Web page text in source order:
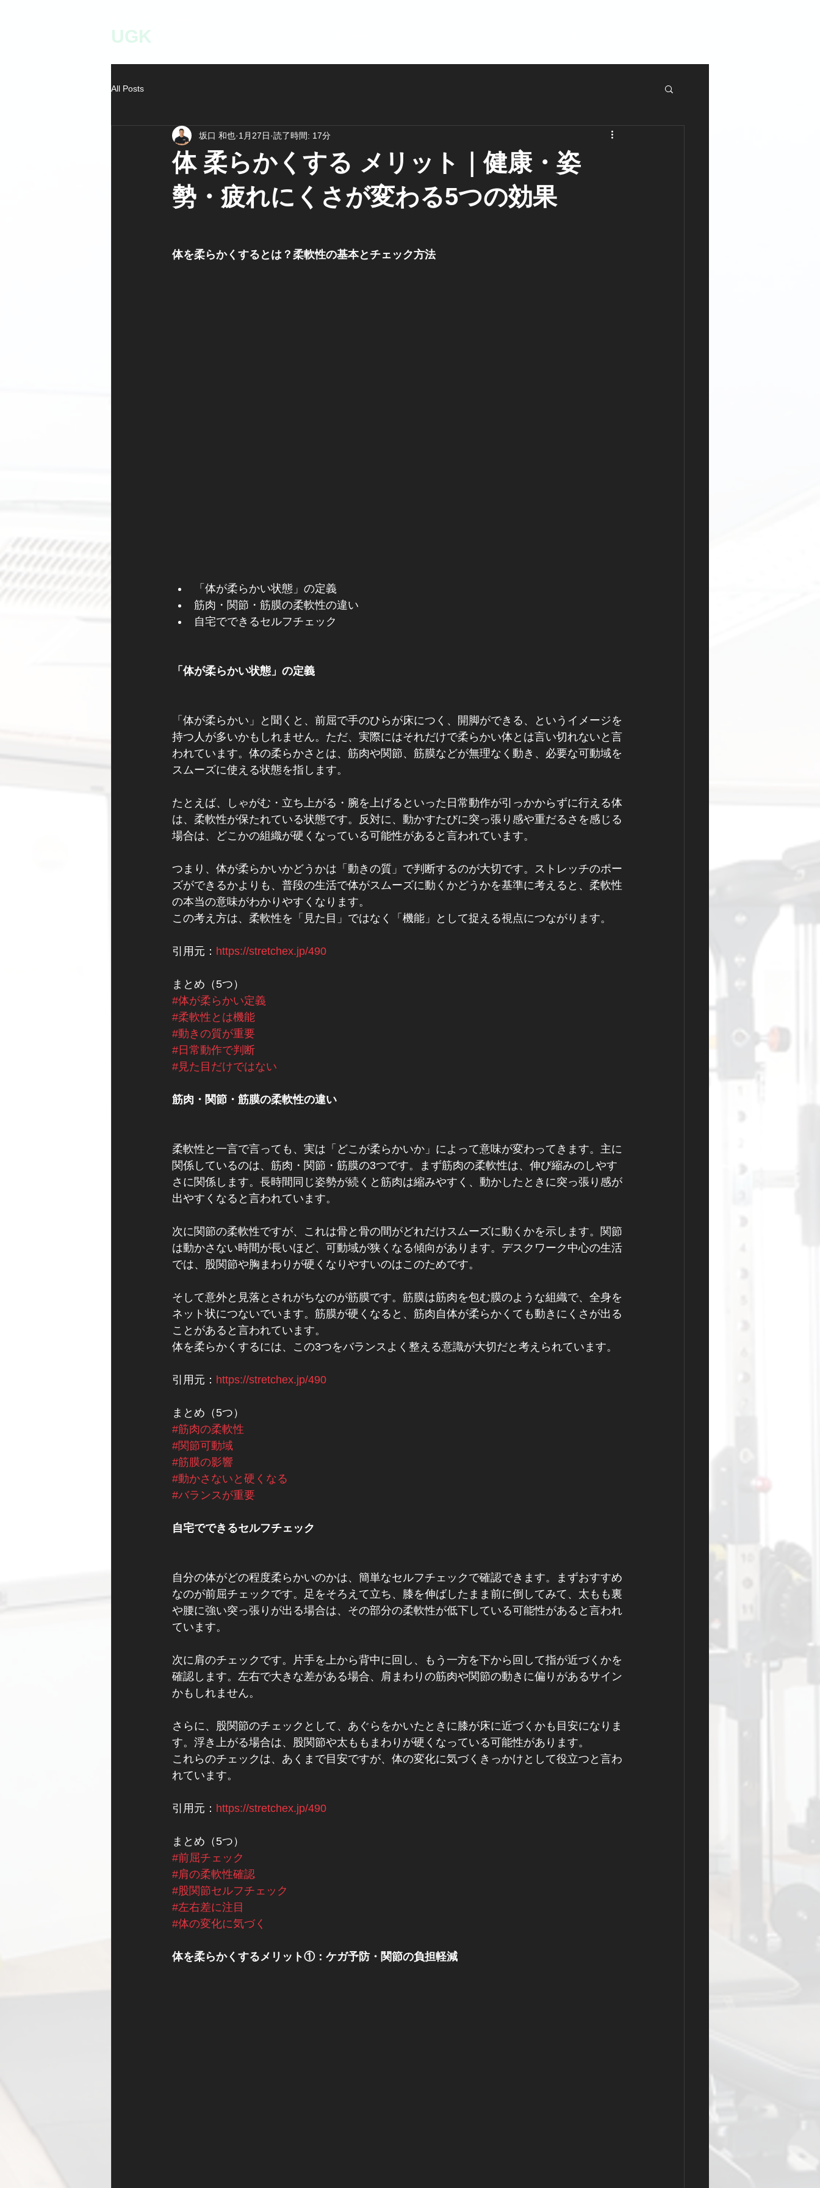
UGK
All Posts
体 柔らかくする メリット｜健康・姿
勢・疲れにくさが変わる5つの効果
坂口 和也 1月27日 読了時間: 17分
体を柔らかくするとは？柔軟性の基本とチェック方法
「体が柔らかい状態」の定義
筋肉・関節・筋膜の柔軟性の違い
自宅でできるセルフチェック
「体が柔らかい状態」の定義
「体が柔らかい」と聞くと、前屈で手のひらが床につく、開脚ができる、というイメージを
持つ人が多いかもしれません。ただ、実際にはそれだけで柔らかい体とは言い切れないと言
われています。体の柔らかさとは、筋肉や関節、筋膜などが無理なく動き、必要な可動域を
スムーズに使える状態を指します。
たとえば、しゃがむ・立ち上がる・腕を上げるといった日常動作が引っかからずに行える体
は、柔軟性が保たれている状態です。反対に、動かすたびに突っ張り感や重だるさを感じる
場合は、どこかの組織が硬くなっている可能性があると言われています。
つまり、体が柔らかいかどうかは「動きの質」で判断するのが大切です。ストレッチのポー
ズができるかよりも、普段の生活で体がスムーズに動くかどうかを基準に考えると、柔軟性
の本当の意味がわかりやすくなります。
この考え方は、柔軟性を「見た目」ではなく「機能」として捉える視点につながります。
引用元： https://stretchex.jp/490
まとめ（5つ）
#体が柔らかい定義
#柔軟性とは機能
#動きの質が重要
#日常動作で判断
#見た目だけではない
筋肉・関節・筋膜の柔軟性の違い
柔軟性と一言で言っても、実は「どこが柔らかいか」によって意味が変わってきます。主に
関係しているのは、筋肉・関節・筋膜の3つです。まず筋肉の柔軟性は、伸び縮みのしやす
さに関係します。長時間同じ姿勢が続くと筋肉は縮みやすく、動かしたときに突っ張り感が
出やすくなると言われています。
次に関節の柔軟性ですが、これは骨と骨の間がどれだけスムーズに動くかを示します。関節
は動かさない時間が長いほど、可動域が狭くなる傾向があります。デスクワーク中心の生活
では、股関節や胸まわりが硬くなりやすいのはこのためです。
そして意外と見落とされがちなのが筋膜です。筋膜は筋肉を包む膜のような組織で、全身を
ネット状につないでいます。筋膜が硬くなると、筋肉自体が柔らかくても動きにくさが出る
ことがあると言われています。
体を柔らかくするには、この3つをバランスよく整える意識が大切だと考えられています。
引用元： https://stretchex.jp/490
まとめ（5つ）
#筋肉の柔軟性
#関節可動域
#筋膜の影響
#動かさないと硬くなる
#バランスが重要
自宅でできるセルフチェック
自分の体がどの程度柔らかいのかは、簡単なセルフチェックで確認できます。まずおすすめ
なのが前屈チェックです。足をそろえて立ち、膝を伸ばしたまま前に倒してみて、太もも裏
や腰に強い突っ張りが出る場合は、その部分の柔軟性が低下している可能性があると言われ
ています。
次に肩のチェックです。片手を上から背中に回し、もう一方を下から回して指が近づくかを
確認します。左右で大きな差がある場合、肩まわりの筋肉や関節の動きに偏りがあるサイン
かもしれません。
さらに、股関節のチェックとして、あぐらをかいたときに膝が床に近づくかも目安になりま
す。浮き上がる場合は、股関節や太ももまわりが硬くなっている可能性があります。
これらのチェックは、あくまで目安ですが、体の変化に気づくきっかけとして役立つと言わ
れています。
引用元： https://stretchex.jp/490
まとめ（5つ）
#前屈チェック
#肩の柔軟性確認
#股関節セルフチェック
#左右差に注目
#体の変化に気づく
体を柔らかくするメリット①：ケガ予防・関節の負担軽減